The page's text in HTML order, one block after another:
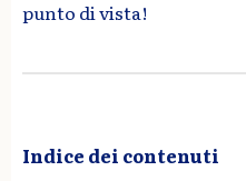
punto di vista!
Indice dei contenuti